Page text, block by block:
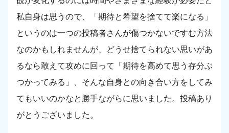
私自身は思うので、「期待と希望を捨てて楽になる」
というのは一つの投稿者さんが傷つかないですむ方法
なのかもしれませんが、どうせ捨てられない思いがあ
るなら敢えて攻めに回って「期待を高めて思う存分ぶ
つかってみる」、そんな自身との向き合い方をしてみ
てもいいのかなと勝手ながらに思いました。投稿あり
がとうございました。